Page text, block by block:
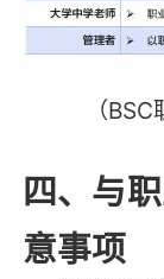
（
四、与
意事项